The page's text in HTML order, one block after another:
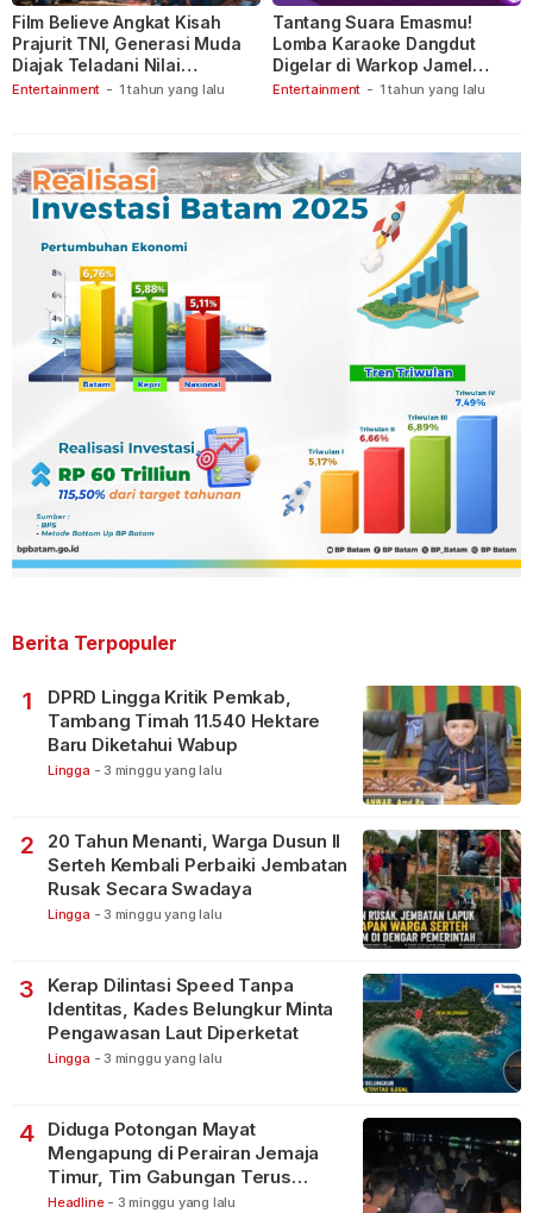
Entertainment - 1 tahun yang lalu
Film Believe Angkat Kisah
Prajurit TNI, Generasi Muda
Diajak Teladani Nilai
Keberanian
Entertainment - 1 tahun yang lalu
Tantang Suara Emasmu!
Lomba Karaoke Dangdut
Digelar di Warkop Jamel
Ganet
Berita Terpopuler
1
DPRD Lingga Kritik Pemkab,
Tambang Timah 11.540 Hektare
Baru Diketahui Wabup
Lingga - 3 minggu yang lalu
2
20 Tahun Menanti, Warga Dusun II
Serteh Kembali Perbaiki Jembatan
Rusak Secara Swadaya
Lingga - 3 minggu yang lalu
3
Kerap Dilintasi Speed Tanpa
Identitas, Kades Belungkur Minta
Pengawasan Laut Diperketat
Lingga - 3 minggu yang lalu
4
Diduga Potongan Mayat
Mengapung di Perairan Jemaja
Timur, Tim Gabungan Terus
Lakukan Pencarian
Headline - 3 minggu yang lalu